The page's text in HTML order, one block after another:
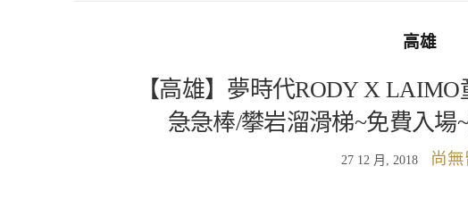
高雄
【高雄】夢時代RODY X
急急棒/攀岩溜滑梯~免費入場
27 12 月, 2018 尚